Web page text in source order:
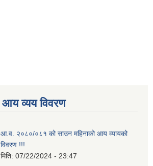
आय व्यय विवरण
आ.व. २०८०/०८१ को साउन महिनाको आय व्यायको
विवरण !!!
मिति: 07/22/2024 - 23:47